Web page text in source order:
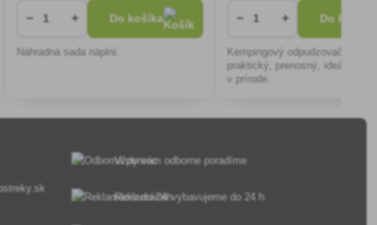
− + Do košíka
Náhradná sada náplní.
− + Do košíka
Kempingový odpudzovač
praktický, prenosný, ideálny na
v prírode.
Vždy vám odborne poradíme
Reklamácie vybavujeme do 24 h